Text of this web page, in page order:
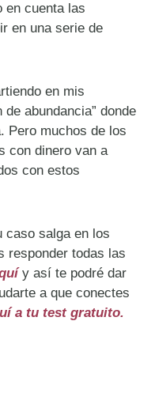
en cuenta las
en una serie de
en mis
de abundancia” donde
Pero muchos de los
con dinero van a
con estos
caso salga en los
responder todas las
y así te podré dar
a que conectes
a tu test gratuito.